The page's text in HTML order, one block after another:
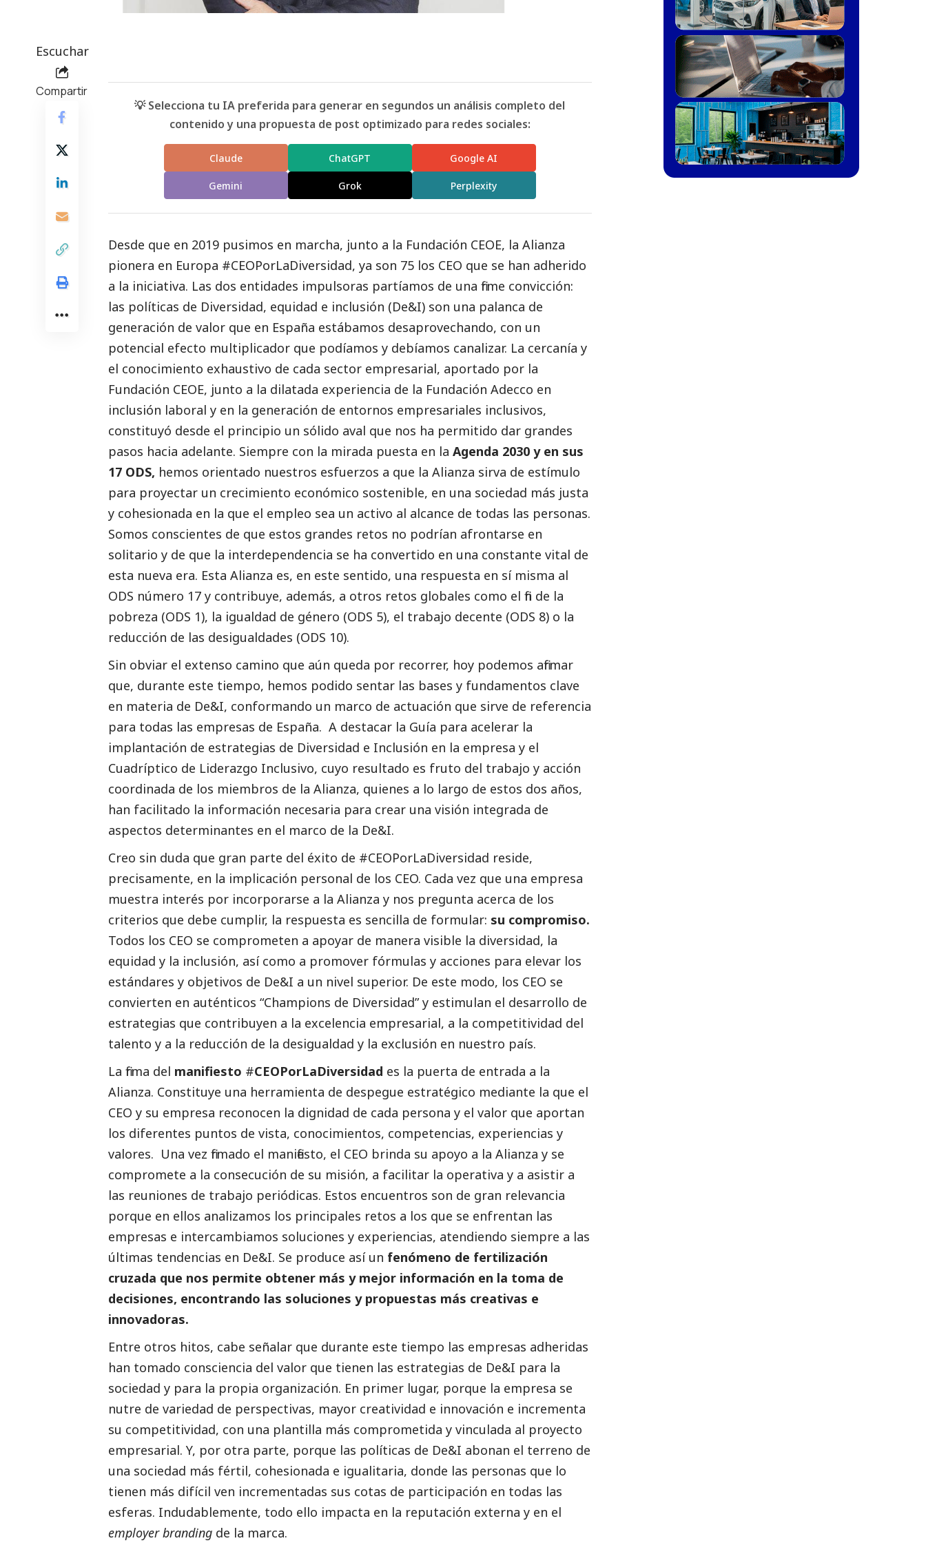
Escuchar
Compartir
💡 Selecciona tu IA preferida para generar en segundos un análisis completo del
contenido y una propuesta de post optimizado para redes sociales:
Claude ChatGPT Google AI
Gemini Grok Perplexity
Desde que en 2019 pusimos en marcha, junto a la Fundación CEOE, la Alianza
pionera en Europa #CEOPorLaDiversidad, ya son 75 los CEO que se han adherido
a la iniciativa. Las dos entidades impulsoras partíamos de una firme convicción:
las políticas de Diversidad, equidad e inclusión (De&I) son una palanca de
generación de valor que en España estábamos desaprovechando, con un
potencial efecto multiplicador que podíamos y debíamos canalizar. La cercanía y
el conocimiento exhaustivo de cada sector empresarial, aportado por la
Fundación CEOE, junto a la dilatada experiencia de la Fundación Adecco en
inclusión laboral y en la generación de entornos empresariales inclusivos,
constituyó desde el principio un sólido aval que nos ha permitido dar grandes
pasos hacia adelante. Siempre con la mirada puesta en la Agenda 2030 y en sus
17 ODS, hemos orientado nuestros esfuerzos a que la Alianza sirva de estímulo
para proyectar un crecimiento económico sostenible, en una sociedad más justa
y cohesionada en la que el empleo sea un activo al alcance de todas las personas.
Somos conscientes de que estos grandes retos no podrían afrontarse en
solitario y de que la interdependencia se ha convertido en una constante vital de
esta nueva era. Esta Alianza es, en este sentido, una respuesta en sí misma al
ODS número 17 y contribuye, además, a otros retos globales como el fin de la
pobreza (ODS 1), la igualdad de género (ODS 5), el trabajo decente (ODS 8) o la
reducción de las desigualdades (ODS 10).
Sin obviar el extenso camino que aún queda por recorrer, hoy podemos afirmar
que, durante este tiempo, hemos podido sentar las bases y fundamentos clave
en materia de De&I, conformando un marco de actuación que sirve de referencia
para todas las empresas de España. A destacar la Guía para acelerar la
implantación de estrategias de Diversidad e Inclusión en la empresa y el
Cuadríptico de Liderazgo Inclusivo, cuyo resultado es fruto del trabajo y acción
coordinada de los miembros de la Alianza, quienes a lo largo de estos dos años,
han facilitado la información necesaria para crear una visión integrada de
aspectos determinantes en el marco de la De&I.
Creo sin duda que gran parte del éxito de #CEOPorLaDiversidad reside,
precisamente, en la implicación personal de los CEO. Cada vez que una empresa
muestra interés por incorporarse a la Alianza y nos pregunta acerca de los
criterios que debe cumplir, la respuesta es sencilla de formular: su compromiso.
Todos los CEO se comprometen a apoyar de manera visible la diversidad, la
equidad y la inclusión, así como a promover fórmulas y acciones para elevar los
estándares y objetivos de De&I a un nivel superior. De este modo, los CEO se
convierten en auténticos “Champions de Diversidad” y estimulan el desarrollo de
estrategias que contribuyen a la excelencia empresarial, a la competitividad del
talento y a la reducción de la desigualdad y la exclusión en nuestro país.
La firma del manifiesto #CEOPorLaDiversidad es la puerta de entrada a la
Alianza. Constituye una herramienta de despegue estratégico mediante la que el
CEO y su empresa reconocen la dignidad de cada persona y el valor que aportan
los diferentes puntos de vista, conocimientos, competencias, experiencias y
valores. Una vez firmado el manifiesto, el CEO brinda su apoyo a la Alianza y se
compromete a la consecución de su misión, a facilitar la operativa y a asistir a
las reuniones de trabajo periódicas. Estos encuentros son de gran relevancia
porque en ellos analizamos los principales retos a los que se enfrentan las
empresas e intercambiamos soluciones y experiencias, atendiendo siempre a las
últimas tendencias en De&I. Se produce así un fenómeno de fertilización
cruzada que nos permite obtener más y mejor información en la toma de
decisiones, encontrando las soluciones y propuestas más creativas e
innovadoras.
Entre otros hitos, cabe señalar que durante este tiempo las empresas adheridas
han tomado consciencia del valor que tienen las estrategias de De&I para la
sociedad y para la propia organización. En primer lugar, porque la empresa se
nutre de variedad de perspectivas, mayor creatividad e innovación e incrementa
su competitividad, con una plantilla más comprometida y vinculada al proyecto
empresarial. Y, por otra parte, porque las políticas de De&I abonan el terreno de
una sociedad más fértil, cohesionada e igualitaria, donde las personas que lo
tienen más difícil ven incrementadas sus cotas de participación en todas las
esferas. Indudablemente, todo ello impacta en la reputación externa y en el
employer branding de la marca.